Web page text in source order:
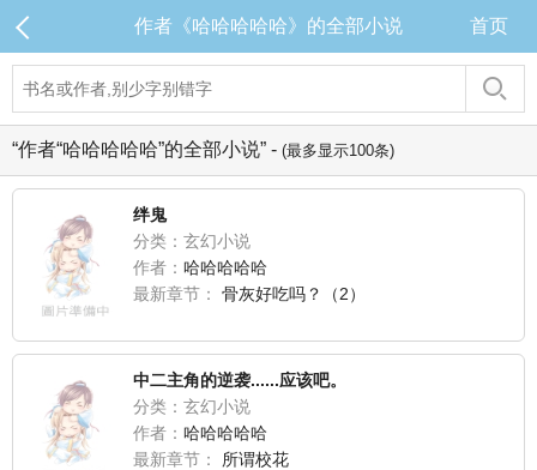
作者《哈哈哈哈哈》的全部小说 首页
“作者“哈哈哈哈哈”的全部小说” - (最多显示100条)
绊鬼
分类：玄幻小说
作者： 哈哈哈哈哈
最新章节：
骨灰好吃吗？（2）
中二主角的逆袭......应该吧。
分类：玄幻小说
作者： 哈哈哈哈哈
最新章节：
所谓校花